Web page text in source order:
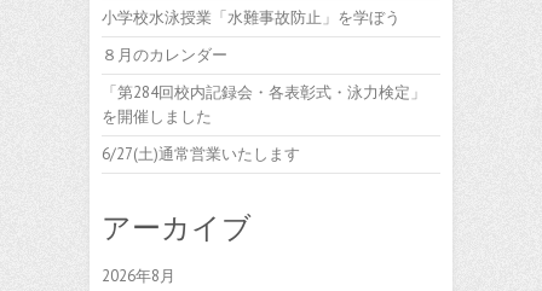
小学校水泳授業「水難事故防止」を学ぼう
８月のカレンダー
「第284回校内記録会・各表彰式・泳力検定」
を開催しました
6/27(土)通常営業いたします
アーカイブ
2026年8月